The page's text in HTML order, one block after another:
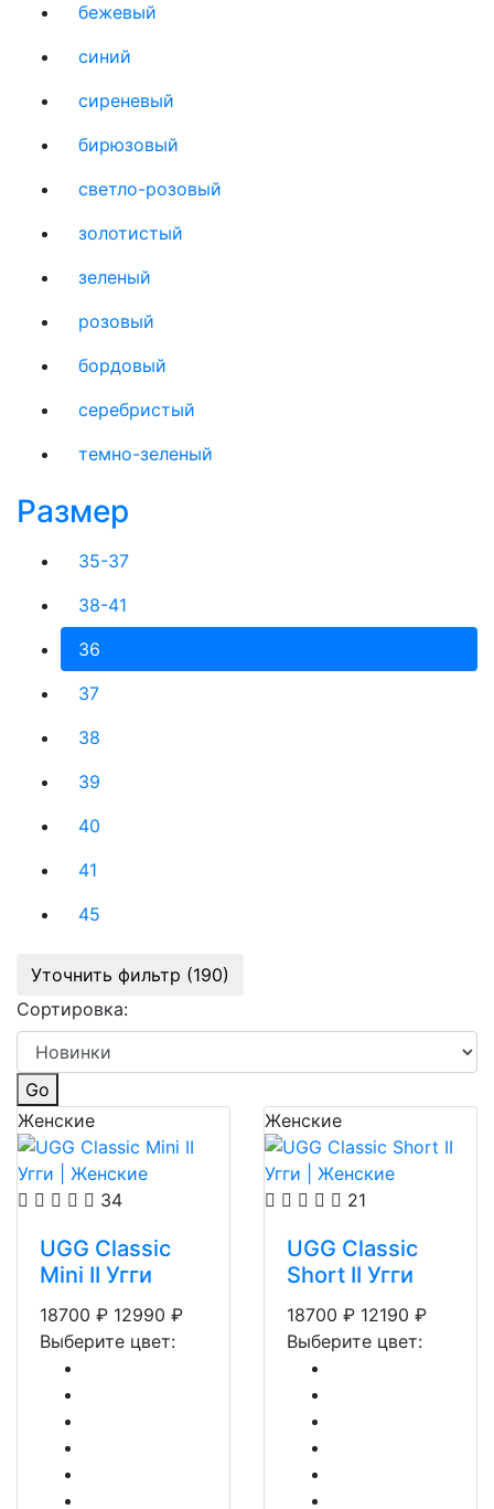
бежевый
синий
сиреневый
бирюзовый
светло-розовый
золотистый
зеленый
розовый
бордовый
серебристый
темно-зеленый
Размер
35-37
38-41
36
37
38
39
40
41
45
Уточнить фильтр (190)
Сортировка:
Go
Женские
34
UGG Classic
Mini II Угги
18700 ₽ 12990 ₽
Выберите цвет:
Женские
21
UGG Classic
Short II Угги
18700 ₽ 12190 ₽
Выберите цвет: